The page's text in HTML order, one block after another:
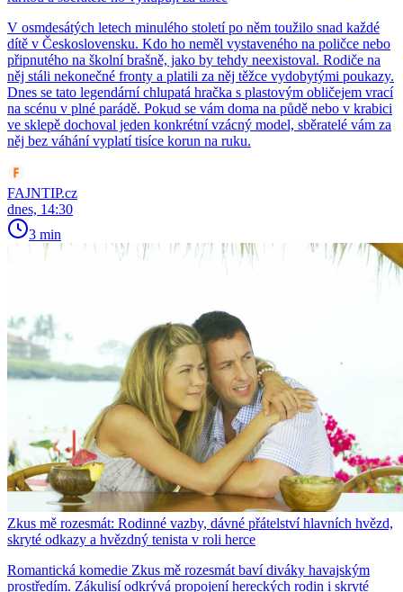
V osmdesátých letech minulého století po něm toužilo snad každé
dítě v Československu. Kdo ho neměl vystaveného na poličce nebo
připnutého na školní brašně, jako by tehdy neexistoval. Rodiče na
něj stáli nekonečné fronty a platili za něj těžce vydobytými poukazy.
Dnes se tato legendární chlupatá hračka s plastovým obličejem vrací
na scénu v plné parádě. Pokud se vám doma na půdě nebo v krabici
ve sklepě dochoval jeden konkrétní vzácný model, sběratelé vám za
něj bez váhání vyplatí tisíce korun na ruku.
FAJNTIP.cz
dnes, 14:30
3 min
Zkus mě rozesmát: Rodinné vazby, dávné přátelství hlavních hvězd,
skryté odkazy a hvězdný tenista v roli herce
Romantická komedie Zkus mě rozesmát baví diváky havajským
prostředím. Zákulisí odkrývá propojení hereckých rodin i skryté